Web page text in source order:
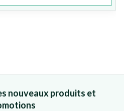
nouveaux produits et